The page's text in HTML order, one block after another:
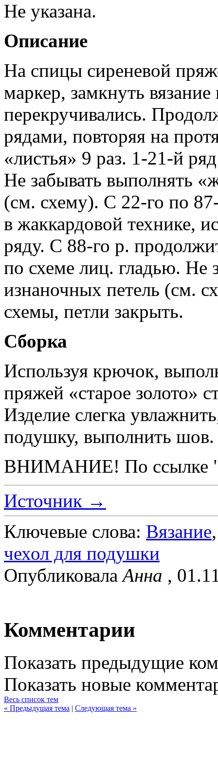
Не указана.
Описание
На спицы сиреневой
маркер, замкнуть
перекручивались.
рядами, повторяя на
«листья» 9 раз. 1-21-й
Не забывать выполнять
(см. схему). С 22-го по
в жаккардовой технике,
ряду. С 88-го р.
по схеме лиц. гладью. Не
изнаночных петель (см.
схемы, петли закрыть.
Сборка
Используя крючок,
пряжей «старое золото»
Изделие слегка
подушку, выполнить шов.
ВНИМАНИЕ! По ссылке
Источник →
Ключевые слова: Вязание
чехол для подушки
ОпубликовалаАнна ,
Комментарии
Показать предыдущие
Показать новые
Весь список тем
« Предыдущая тема | Следующая тема »